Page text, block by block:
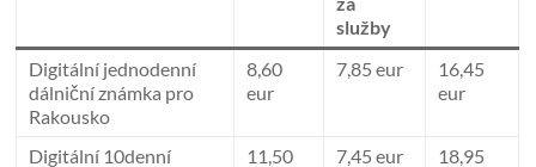
služby
Digitální jednodenní
dálniční známka pro
Rakousko
8,60
eur
7,85 eur
16,45
eur
Digitální 10denní
11,50
7,45 eur
18,95